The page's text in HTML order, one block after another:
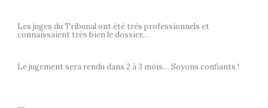
Les juges du Tribunal ont été très professionnels et
connaissaient très bien le dossier…
Le jugement sera rendu dans 2 à 3 mois… Soyons confiants !